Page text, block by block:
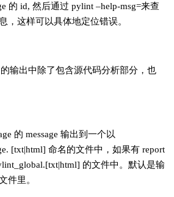
的 id, 然后通过 pylint –help-msg=来查
，这样可以具体地定位错误。
输出中除了包含源代码分析部分，也
的 message 输出到一个以
[txt|html] 命名的文件中，如果有 report
的文件中。默认是输
件里。